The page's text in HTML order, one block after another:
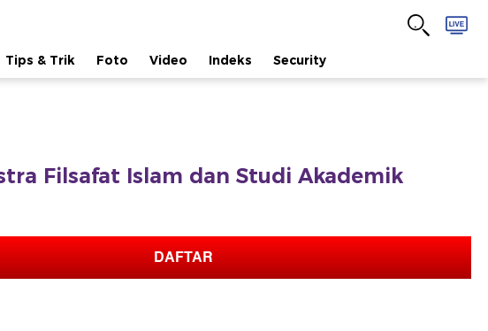
Tips & Trik Foto Video Indeks Security
Filsafat Islam dan Studi Akademik
DAFTAR